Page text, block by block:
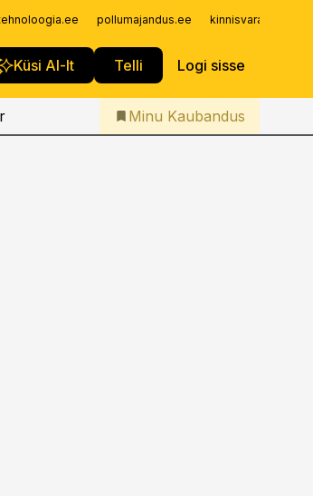
pollumajandus.ee
Küsi AI-lt Telli Logi sisse
Iseteenindus
Telli Kaubandus
Minu Kaubandus